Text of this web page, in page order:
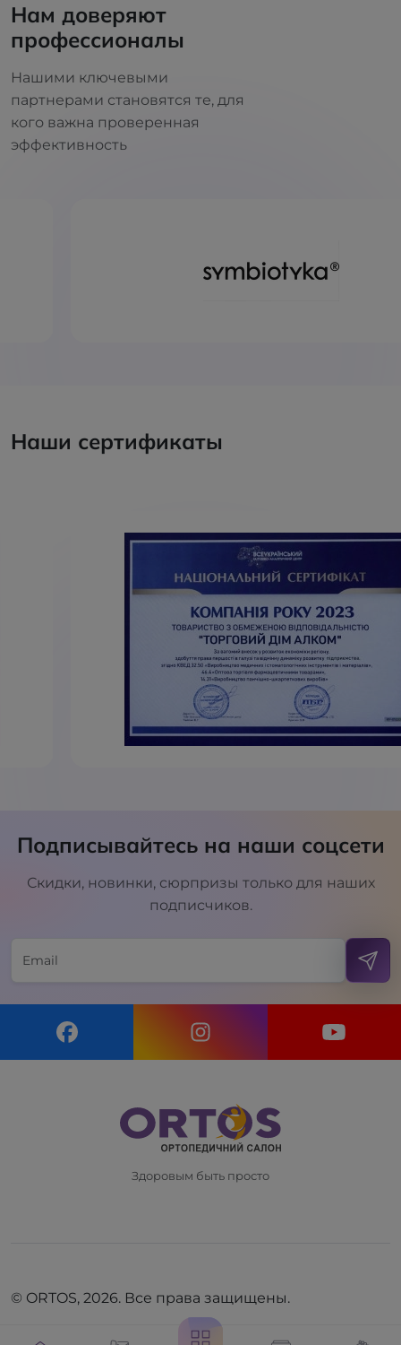
Нам доверяют
профессионалы
Нашими ключевыми
партнерами становятся те, для
кого важна проверенная
эффективность
Наши сертификаты
Подписывайтесь на наши соцсети
Скидки, новинки, сюрпризы только для наших
подписчиков.
Здоровым быть просто
© ORTOS, 2026. Все права защищены.